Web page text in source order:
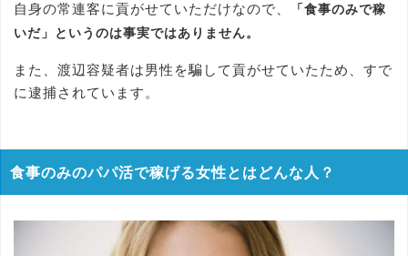
自身の常連客に貢がせていただけなので、
「食事のみで稼
いだ」というのは事実ではありません。
また、渡辺容疑者は男性を騙して貢がせていたため、すで
に逮捕されています。
食事のみのパパ活で稼げる女性とはどんな人？